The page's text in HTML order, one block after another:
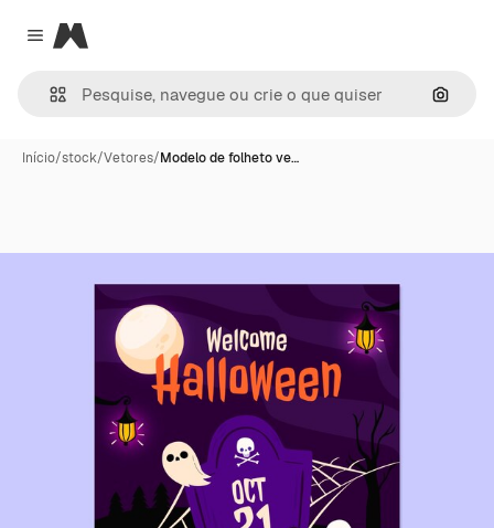
Close menu
Magnific
Início/stock/Vetores/Modelo de folheto ve…